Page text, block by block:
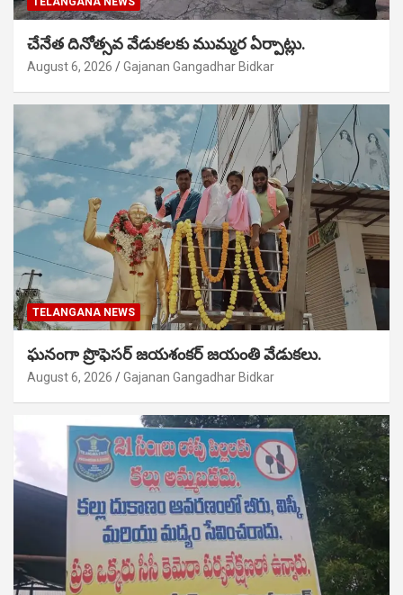
చేనేత దినోత్సవ వేడుకలకు ముమ్మర ఏర్పాట్లు.
August 6, 2026 Gajanan Gangadhar Bidkar
TELANGANA NEWS
ఘనంగా ప్రొఫెసర్ జయశంకర్ జయంతి వేడుకలు.
August 6, 2026 Gajanan Gangadhar Bidkar